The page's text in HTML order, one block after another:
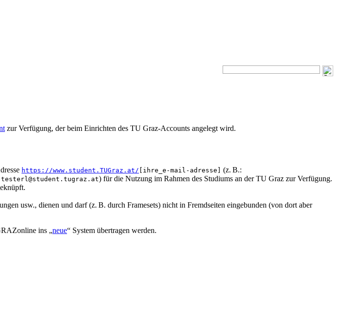
zur Verfügung, der beim Einrichten des TU Graz-Accounts angelegt wird.
https://www.student.TUGraz.at/ [ihre_e-mail-adresse] (z. B.:
) für die Nutzung im Rahmen des Studiums an der TU Graz zur Verfügung.
usw., dienen und darf (z. B. durch Framesets) nicht in Fremdseiten eingebunden (von dort aber
ins „neue“ System übertragen werden.